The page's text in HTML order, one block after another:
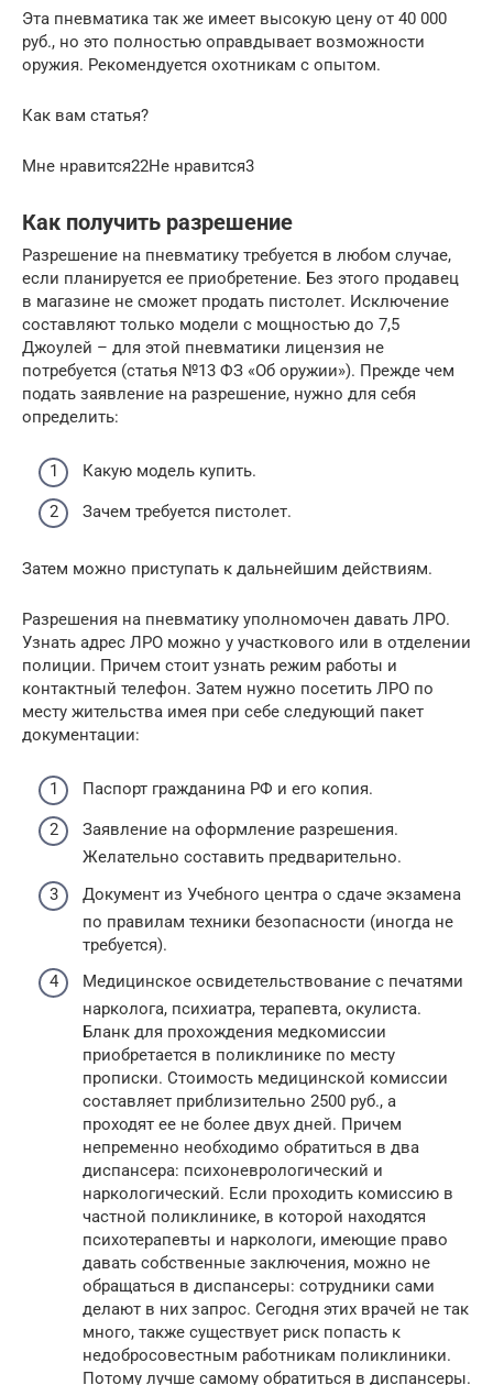
Эта пневматика так же имеет высокую цену от 40 000
руб., но это полностью оправдывает возможности
оружия. Рекомендуется охотникам с опытом.
Как вам статья?
Мне нравится22Не нравится3
Как получить разрешение
Разрешение на пневматику требуется в любом случае,
если планируется ее приобретение. Без этого продавец
в магазине не сможет продать пистолет. Исключение
составляют только модели с мощностью до 7,5
Джоулей – для этой пневматики лицензия не
потребуется (статья №13 ФЗ «Об оружии»). Прежде чем
подать заявление на разрешение, нужно для себя
определить:
Какую модель купить.
Зачем требуется пистолет.
Затем можно приступать к дальнейшим действиям.
Разрешения на пневматику уполномочен давать ЛРО.
Узнать адрес ЛРО можно у участкового или в отделении
полиции. Причем стоит узнать режим работы и
контактный телефон. Затем нужно посетить ЛРО по
месту жительства имея при себе следующий пакет
документации:
Паспорт гражданина РФ и его копия.
Заявление на оформление разрешения.
Желательно составить предварительно.
Документ из Учебного центра о сдаче экзамена
по правилам техники безопасности (иногда не
требуется).
Медицинское освидетельствование с печатями
нарколога, психиатра, терапевта, окулиста.
Бланк для прохождения медкомиссии
приобретается в поликлинике по месту
прописки. Стоимость медицинской комиссии
составляет приблизительно 2500 руб., а
проходят ее не более двух дней. Причем
непременно необходимо обратиться в два
диспансера: психоневрологический и
наркологический. Если проходить комиссию в
частной поликлинике, в которой находятся
психотерапевты и наркологи, имеющие право
давать собственные заключения, можно не
обращаться в диспансеры: сотрудники сами
делают в них запрос. Сегодня этих врачей не так
много, также существует риск попасть к
недобросовестным работникам поликлиники.
Потому лучше самому обратиться в диспансеры.